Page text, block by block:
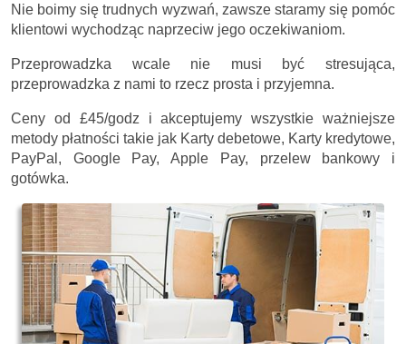
Nie boimy się trudnych wyzwań, zawsze staramy się pomóc
klientowi wychodząc naprzeciw jego oczekiwaniom.
Przeprowadzka wcale nie musi być stresująca,
przeprowadzka z nami to rzecz prosta i przyjemna.
Ceny od £45/godz i akceptujemy wszystkie ważniejsze
metody płatności takie jak Karty debetowe, Karty kredytowe,
PayPal, Google Pay, Apple Pay, przelew bankowy i
gotówka.